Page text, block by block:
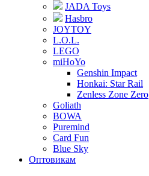
JADA Toys
Hasbro
JOYTOY
L.O.L.
LEGO
miHoYo
Genshin Impact
Honkai: Star Rail
Zenless Zone Zero
Goliath
BOWA
Puremind
Card Fun
Blue Sky
Оптовикам